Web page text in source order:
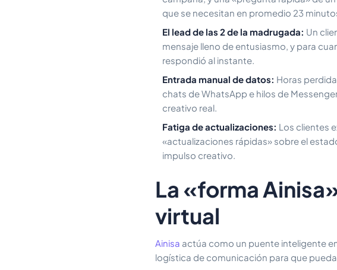
que se necesitan en promedio 23
El lead de las 2 de la madrugada: Un
mensaje lleno de entusiasmo, y para
respondió al instante.
Entrada manual de datos: Horas
chats de WhatsApp e hilos de
creativo real.
Fatiga de actualizaciones: Los clientes
«actualizaciones rápidas» sobre el
impulso creativo.
La «forma
virtual
Ainisa actúa como un puente inteligente
logística de comunicación para que